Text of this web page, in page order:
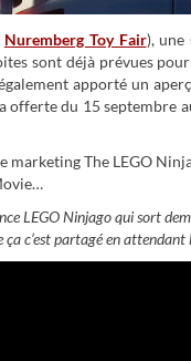
Nuremberg Toy Fair), une
sont déjà prévues
apporté un
offerte du 15 septembre
marketing The LEGO
LEGO Ninjago qui sort
ça c’est partagé en